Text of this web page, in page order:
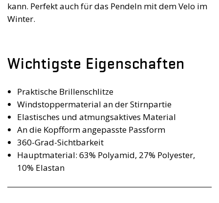
kann. Perfekt auch für das Pendeln mit dem Velo im
Winter.
Wichtigste Eigenschaften
Praktische Brillenschlitze
Windstoppermaterial an der Stirnpartie
Elastisches und atmungsaktives Material
An die Kopfform angepasste Passform
360-Grad-Sichtbarkeit
Hauptmaterial: 63% Polyamid, 27% Polyester,
10% Elastan